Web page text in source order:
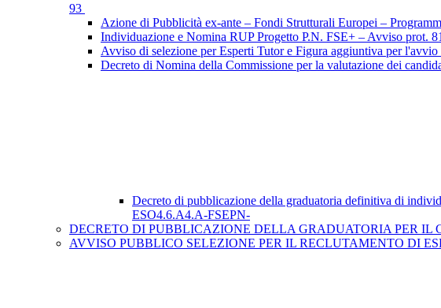
93
Azione di Pubblicità ex-ante – Fondi Strutturali Europei –
Individuazione e Nomina RUP Progetto P.N. FSE+ – Avviso prot.
Avviso di selezione per Esperti Tutor e Figura aggiuntiva per
Decreto di Nomina della Commissione per la valutazione dei
Decreto di pubblicazione della graduatoria definitiva di
ESO4.6.A4.A-FSEPN-
DECRETO DI PUBBLICAZIONE DELLA GRADUATORIA PER
AVVISO PUBBLICO SELEZIONE PER IL RECLUTAMENTO DI